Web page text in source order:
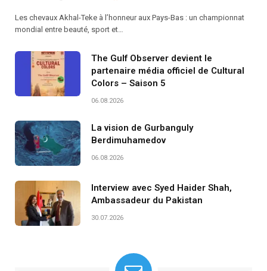
Les chevaux Akhal-Teke à l’honneur aux Pays-Bas : un championnat
mondial entre beauté, sport et…
The Gulf Observer devient le
partenaire média officiel de Cultural
Colors – Saison 5
06.08.2026
La vision de Gurbanguly
Berdimuhamedov
06.08.2026
Interview avec Syed Haider Shah,
Ambassadeur du Pakistan
30.07.2026